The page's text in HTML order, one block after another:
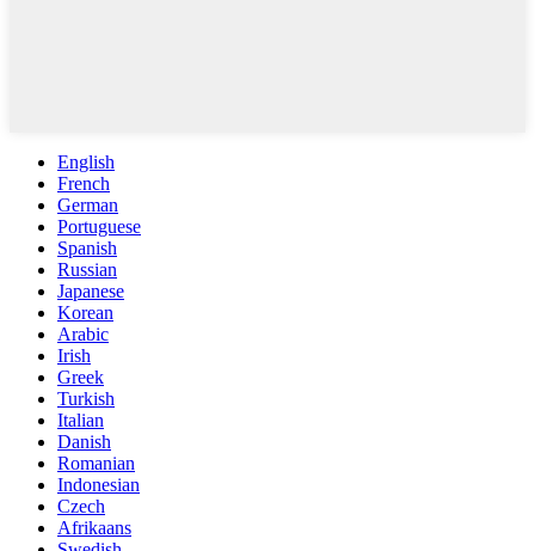
English
French
German
Portuguese
Spanish
Russian
Japanese
Korean
Arabic
Irish
Greek
Turkish
Italian
Danish
Romanian
Indonesian
Czech
Afrikaans